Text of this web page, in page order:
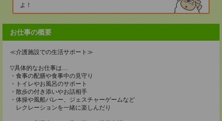
よ！
お仕事の概要
≪介護施設での生活サポート≫
▽具体的なお仕事は…
・食事の配膳や食事中の見守り
・トイレやお風呂のサポート
・散歩の付き添いやお話相手
・体操や風船バレー、ジェスチャーゲームなど
レクレーションを一緒に楽しんだり